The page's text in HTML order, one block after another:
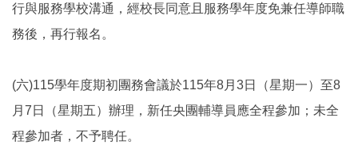
行與服務學校溝通，經校長同意且服務學年度免兼任導師職
務後，再行報名。
(六)115學年度期初團務會議於115年8月3日（星期一）至8
月7日（星期五）辦理，新任央團輔導員應全程參加；未全
程參加者，不予聘任。